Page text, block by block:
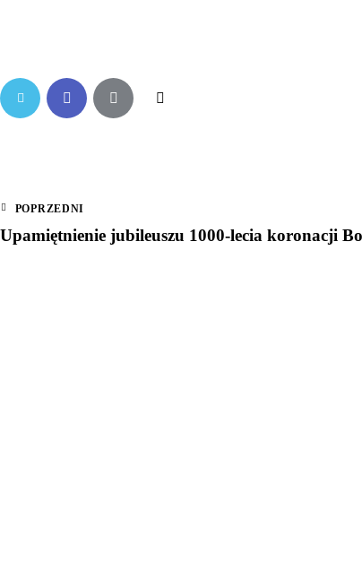
POPRZEDNI
Upamiętnienie jubileuszu 1000-lecia koronacji